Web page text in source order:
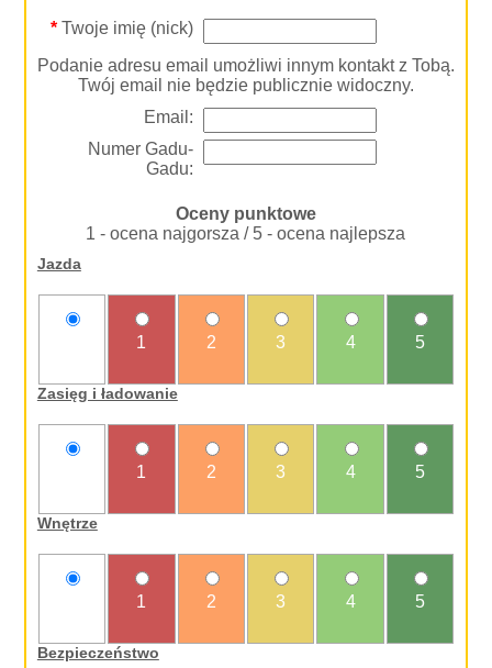
*Twoje imię (nick)
Podanie adresu email umożliwi innym kontakt z Tobą.
Twój email nie będzie publicznie widoczny.
Email:
Numer Gadu-
Gadu:
Oceny punktowe
1 - ocena najgorsza / 5 - ocena najlepsza
Jazda
1 2 3 4 5
Zasięg i ładowanie
1 2 3 4 5
Wnętrze
1 2 3 4 5
Bezpieczeństwo